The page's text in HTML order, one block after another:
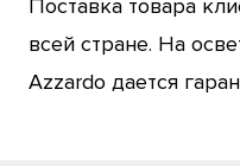
Поставка товара
всей стране. На
Azzardo дается